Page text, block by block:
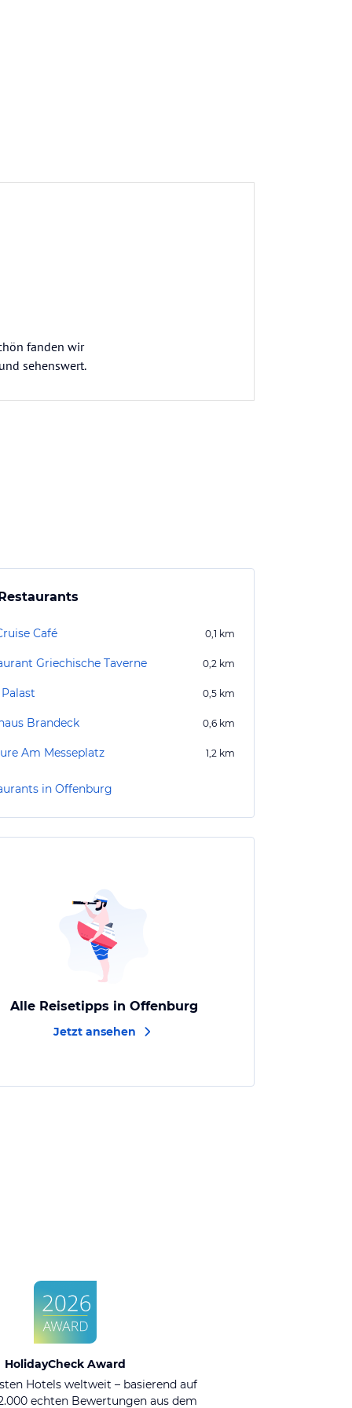
fanden wir
sehenswert.
Café 0,1 km
Griechische Taverne 0,2 km
0,5 km
Brandeck 0,6 km
Am Messeplatz 1,2 km
in Offenburg
Alle Reisetipps in Offenburg
Jetzt ansehen
HolidayCheck Award
Hotels weltweit – basierend auf
echten Bewertungen aus dem